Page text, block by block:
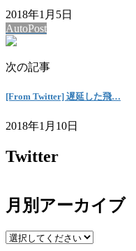
2018年1月5日
AutoPost
次の記事
[From Twitter] 遅延した飛…
2018年1月10日
Twitter
月別アーカイブ